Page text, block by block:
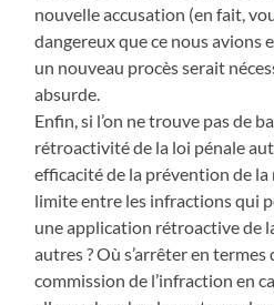
nouvelle accusation (en fait,
dangereux que ce nous avions
un nouveau procès serait
absurde.
Enfin, si l’on ne trouve pas de
rétroactivité de la loi pénale
efficacité de la prévention de la
limite entre les infractions qui
une application rétroactive de
autres ? Où s’arrêter en termes
commission de l’infraction en